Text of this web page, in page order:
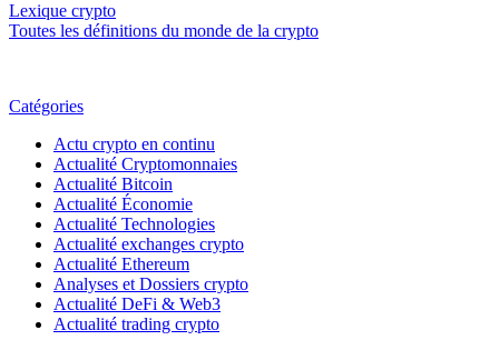
Lexique crypto
Toutes les définitions du monde de la crypto
Catégories
Actu crypto en continu
Actualité Cryptomonnaies
Actualité Bitcoin
Actualité Économie
Actualité Technologies
Actualité exchanges crypto
Actualité Ethereum
Analyses et Dossiers crypto
Actualité DeFi & Web3
Actualité trading crypto